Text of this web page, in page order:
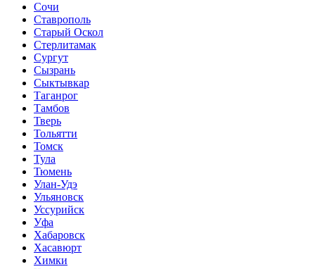
Сочи
Ставрополь
Старый Оскол
Стерлитамак
Сургут
Сызрань
Сыктывкар
Таганрог
Тамбов
Тверь
Тольятти
Томск
Тула
Тюмень
Улан-Удэ
Ульяновск
Уссурийск
Уфа
Хабаровск
Хасавюрт
Химки